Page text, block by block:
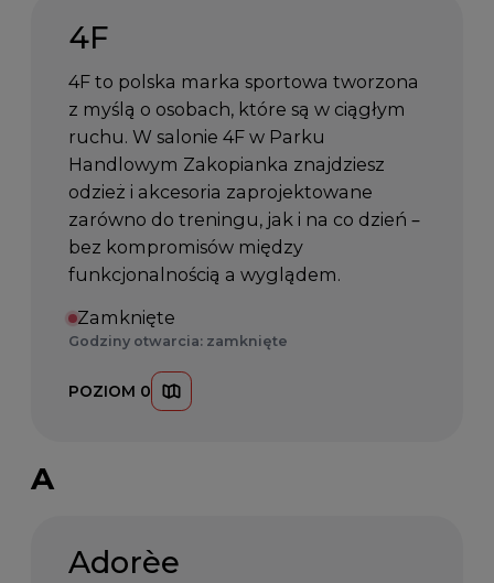
4F
4F to polska marka sportowa tworzona
z myślą o osobach, które są w ciągłym
ruchu. W salonie 4F w Parku
Handlowym Zakopianka znajdziesz
odzież i akcesoria zaprojektowane
zarówno do treningu, jak i na co dzień –
bez kompromisów między
funkcjonalnością a wyglądem.
Zamknięte
Godziny otwarcia: zamknięte
POZIOM 0
A
Adorèe